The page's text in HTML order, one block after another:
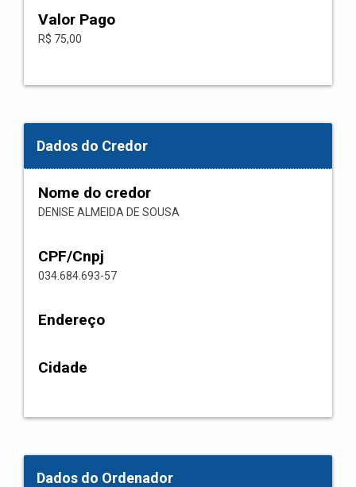
Valor Pago
R$ 75,00
Dados do Credor
Nome do credor
DENISE ALMEIDA DE SOUSA
CPF/Cnpj
034.684.693-57
Endereço
Cidade
Dados do Ordenador